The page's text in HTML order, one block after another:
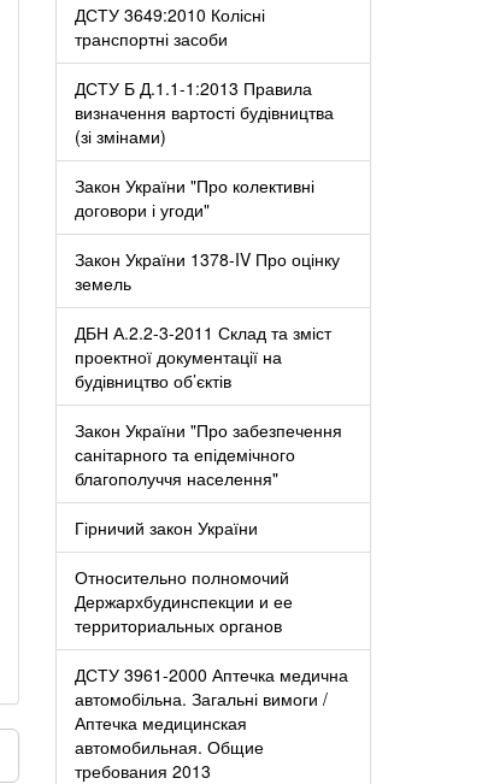
ДСТУ 3649:2010 Колісні
транспортні засоби
ДСТУ Б Д.1.1-1:2013 Правила
визначення вартості будівництва
(зі змінами)
Закон України "Про колективні
договори і угоди"
Закон України 1378-IV Про оцінку
земель
ДБН А.2.2-3-2011 Склад та зміст
проектної документації на
будівництво об’єктів
Закон України "Про забезпечення
санітарного та епідемічного
благополуччя населення"
Гірничий закон України
Относительно полномочий
Держархбудинспекции и ее
территориальных органов
ДСТУ 3961-2000 Аптечка медична
автомобільна. Загальні вимоги /
Аптечка медицинская
автомобильная. Общие
требования 2013